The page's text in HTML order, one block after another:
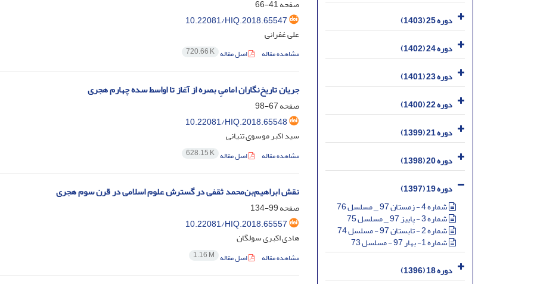
صفحه41-66
10.22081/HIQ.2018.65547
علی غفرانی
مشاهده مقاله اصل مقاله 720.66 K
جریان تاریخ‌نگاران امامیِ بصره از آغاز تا اواسط سده چهارم هجری
صفحه67-98
10.22081/HIQ.2018.65548
سید اکبر موسوی تنیانی
مشاهده مقاله اصل مقاله 628.15 K
نقش ابراهیم‌بن‌محمد ثقفی در گسترش علوم اسلامی در قرن سوم هجری
صفحه99-134
10.22081/HIQ.2018.65557
هادی اکبری سولگان
مشاهده مقاله اصل مقاله 1.16 M
دوره 25 (1403)
دوره 24 (1402)
دوره 23 (1401)
دوره 22 (1400)
دوره 21 (1399)
دوره 20 (1398)
دوره 19 (1397)
شماره 4 - زمستان 97 _ مسلسل 76
شماره 3 - پاییز 97 _ مسلسل 75
شماره 2 - تابستان 97 - مسلسل 74
شماره 1- بهار 97 - مسلسل 73
دوره 18 (1396)